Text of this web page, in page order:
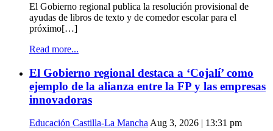
El Gobierno regional publica la resolución provisional de
ayudas de libros de texto y de comedor escolar para el
próximo[…]
Read more...
El Gobierno regional destaca a ‘Cojalí’ como
ejemplo de la alianza entre la FP y las empresas
innovadoras
Educación Castilla-La ManchaAug 3, 2026 | 13:31 pm